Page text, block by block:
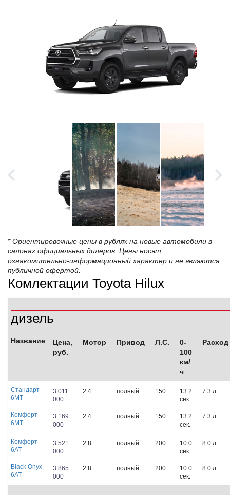
* Ориентировочные цены в рублях на новые автомобили в
салонах официальных дилеров. Цены носят
ознакомительно-информационный характер и не являются
публичной офертой.
Комлектации Toyota Hilux
дизель
Название
Цена,
руб.
Мотор Привод Л.С.
0-
100
км/
ч
Расход
Стандарт
6МТ
3 011
000
2.4 полный 150
13.2
сек.
7.3 л
Комфорт
6МТ
3 169
000
2.4 полный 150
13.2
сек.
7.3 л
Комфорт
6АТ
3 521
000
2.8 полный 200
10.0
сек.
8.0 л
Black Onyx
6АТ
3 865
000
2.8 полный 200
10.0
сек.
8.0 л